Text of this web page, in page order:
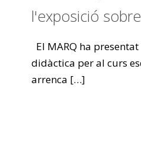
l'exposició
El MARQ ha
didàctica per al curs
arrenca […]